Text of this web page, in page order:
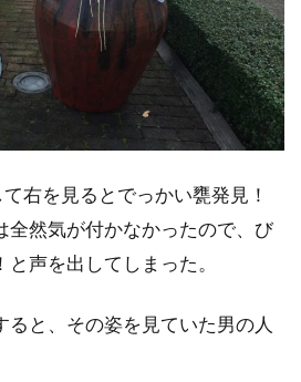
右を見るとでっかい甕発見！
全然気が付かなかったので、び
声を出してしまった。
ると、その姿を見ていた男の人